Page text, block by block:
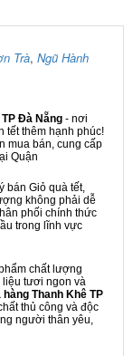
Trà, Ngũ Hành
Đà Nẵng - nơi
tết thêm hạnh phúc!
mua bán, cung cấp
Quận
bán Giỏ quà tết,
không phải dễ
phối chính thức
trong lĩnh vực
chất lượng
tươi ngon và
Thanh Khê TP
thủ công và độc
người thân yêu,